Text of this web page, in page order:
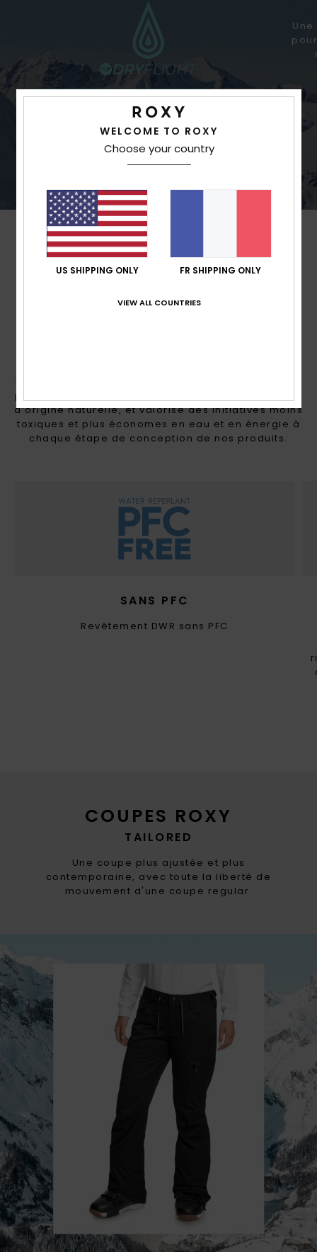
COUPES ROXY
TAILORED
Une coupe plus ajustée et plus
contemporaine, avec toute la liberté de
mouvement d'une coupe regular.
pourquoi ROXY privilégie des matériaux recyclés et
d’origine naturelle, et valorise des initiatives moins
toxiques et plus économes en eau et en énergie à
chaque étape de conception de nos produits.
SANS PFC
Revêtement DWR sans PFC
Une imperméabilité sans faille pour des
précipitations très intenses
WELCOME TO ROXY
Choose your country
US SHIPPING ONLY FR SHIPPING ONLY
VIEW ALL COUNTRIES